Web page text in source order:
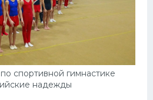
спортивной гимнастике
надежды